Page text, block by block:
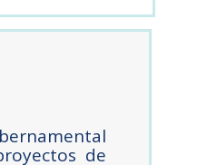
de